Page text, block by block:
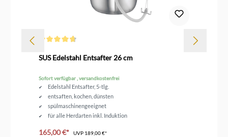
SUS Edelstahl Entsafter 26 cm
Sofort verfügbar , versandkostenfrei
Edelstahl Entsafter, 5-tlg.
entsaften, kochen, dünsten
spülmaschinengeeignet
für alle Herdarten inkl. Induktion
165,00 €* UVP 189,00 €*